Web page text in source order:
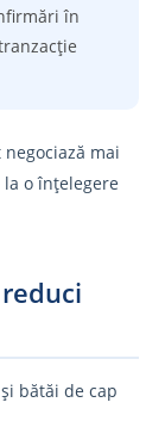
în
mai
o înțelegere
bătăi de cap